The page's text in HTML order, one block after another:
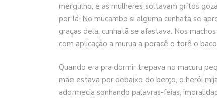
mergulho, e as mulheres soltavam gritos
por lá. No mucambo si alguma cunhatã se
graças dela, cunhatã se afastava. Nos
com aplicação a murua a poracê o torê o
Quando era pra dormir trepava no macuru
mãe estava por debaixo do berço, o herói
adormecia sonhando palavras-feias,